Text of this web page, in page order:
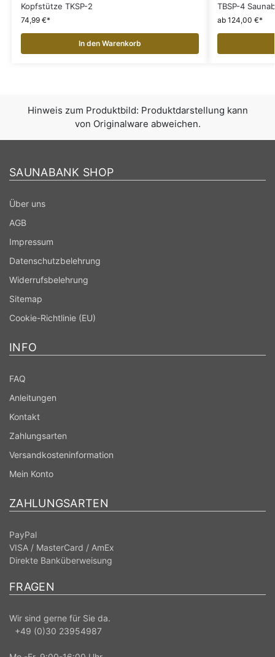
Kopfstütze TKSP-2
74,99 €
In den Warenkorb
TBSP-4
ab 124,00 €
Hinweis zum Produktbild: Produktdarstellung kann
von Originalware abweichen.
SAUNABANK SHOP
Über uns
AGB
Impressum
Datenschutzbelehrung
Widerrufsbelehrung
Sitemap
Cookie-Richtlinie (EU)
INFO
FAQ
Anleitungen
Kontakt
Zahlungsarten
Versandkosteninformation
Mein Konto
ZAHLUNGSARTEN
PayPal
VISA / MasterCard / AmEx
Direkte Banküberweisung
FRAGEN
Wir sind gerne für Sie da.
+49 (0)30 23954987